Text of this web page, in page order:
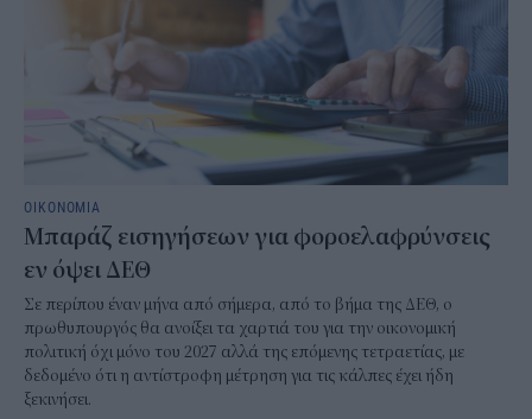
ΟΙΚΟΝΟΜΙΑ
Μπαράζ εισηγήσεων για φοροελαφρύνσεις
εν όψει ΔΕΘ
Σε περίπου έναν μήνα από σήμερα, από το βήμα της ΔΕΘ, ο
πρωθυπουργός θα ανοίξει τα χαρτιά του για την οικονομική
πολιτική όχι μόνο του 2027 αλλά της επόμενης τετραετίας, με
δεδομένο ότι η αντίστροφη μέτρηση για τις κάλπες έχει ήδη
ξεκινήσει.